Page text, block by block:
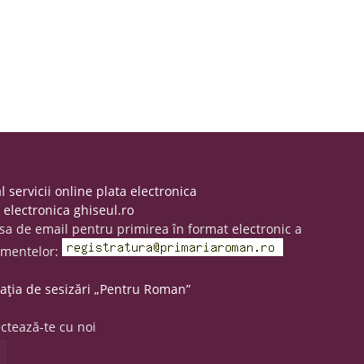
servicii online plata electronica
electronica ghiseul.ro
de email pentru primirea în format electronic a
de sesizări „Pentru Roman”
te cu noi